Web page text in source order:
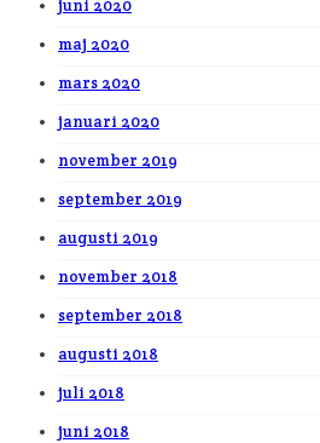
juni 2020
maj 2020
mars 2020
januari 2020
november 2019
september 2019
augusti 2019
november 2018
september 2018
augusti 2018
juli 2018
juni 2018